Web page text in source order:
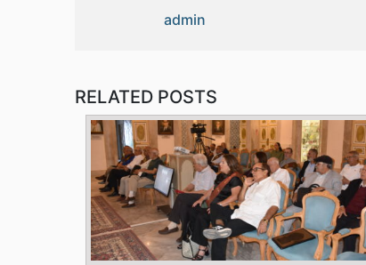
admin
RELATED POSTS